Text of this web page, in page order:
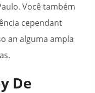
Você também
cependant
an alguma ampla
De